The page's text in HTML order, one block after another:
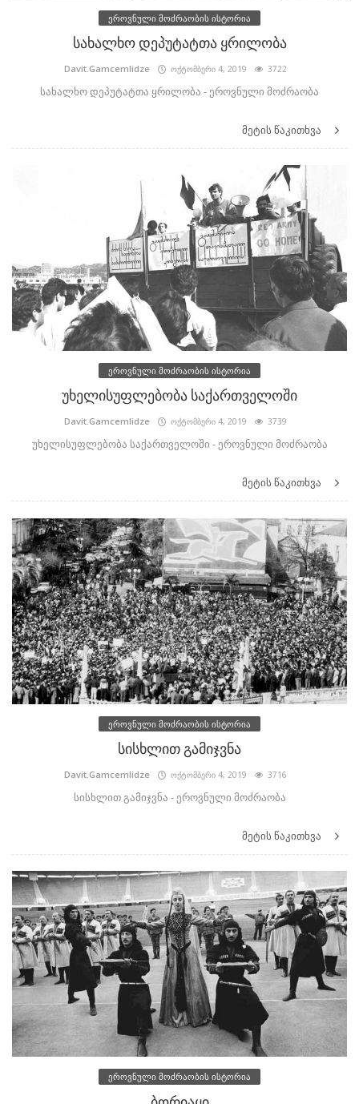
ეროვნული მოძრაობის ისტორია
სახალხო დეპუტატთა ყრილობა
Davit.Gamcemlidze ოქტომბერი 4, 2019 3722
სახალხო დეპუტატთა ყრილობა - ეროვნული მოძრაობა
მეტის წაკითხვა
ეროვნული მოძრაობის ისტორია
უხელისუფლებობა საქართველოში
Davit.Gamcemlidze ოქტომბერი 4, 2019 3739
უხელისუფლებობა საქართველოში - ეროვნული მოძრაობა
მეტის წაკითხვა
ეროვნული მოძრაობის ისტორია
სისხლით გამიჯვნა
Davit.Gamcemlidze ოქტომბერი 4, 2019 3716
სისხლით გამიჯვნა - ეროვნული მოძრაობა
მეტის წაკითხვა
ეროვნული მოძრაობის ისტორია